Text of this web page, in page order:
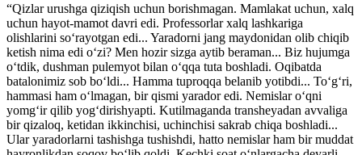
“Qizlar urushga qiziqish uchun borishmagan. Mamlakat uchun, xalq
uchun hayot-mamot davri edi. Professorlar xalq lashkariga
olishlarini so‘rayotgan edi... Yaradorni jang maydonidan olib chiqib
ketish nima edi o‘zi? Men hozir sizga aytib beraman... Biz hujumga
o‘tdik, dushman pulemyot bilan o‘qqa tuta boshladi. Oqibatda
batalonimiz sob bo‘ldi... Hamma tuproqqa belanib yotibdi... To‘g‘ri,
hammasi ham o‘lmagan, bir qismi yarador edi. Nemislar o‘qni
yomg‘ir qilib yog‘dirishyapti. Kutilmaganda transheyadan avvaliga
bir qizaloq, ketidan ikkinchisi, uchinchisi sakrab chiqa boshla­di...
Ular yaradorlarni tashishga tushishdi, hatto nemislar ham bir muddat